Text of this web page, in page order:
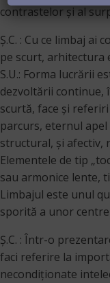
contrastelor și al
Ș.C. : Cu ce limbaj ai
pe scurt, arhitectura
S.U.: Forma lucrării
dezvoltării continue,
scurtă, face și
parcurs, eternul
structural, și afectiv,
Elementele de tip
sau armonice lente,
Limbajul este unul
sporită a unor
Ș.C. : Într-o
faci referire la
necondiţionate